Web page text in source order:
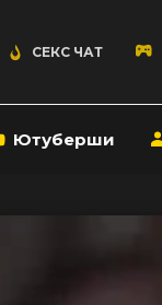
СЕКС ЧАТ
Ютуберши